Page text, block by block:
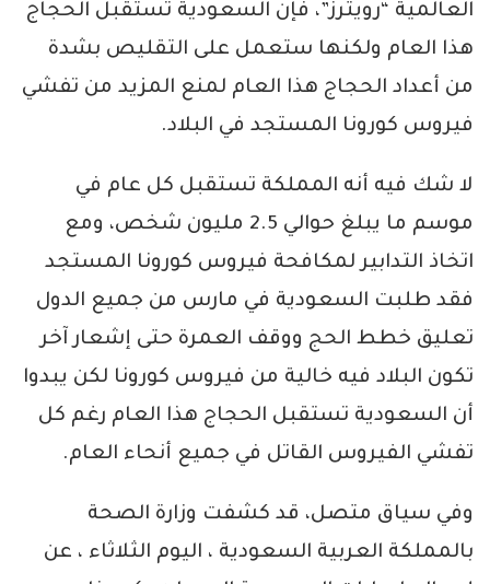
العالمية “رويترز”، فإن السعودية تستقبل الحجاج
هذا العام ولكنها ستعمل على التقليص بشدة
من أعداد الحجاج هذا العام لمنع المزيد من تفشي
فيروس كورونا المستجد في البلاد.
لا شك فيه أنه المملكة تستقبل كل عام في
موسم ما يبلغ حوالي 2.5 مليون شخص، ومع
اتخاذ التدابير لمكافحة فيروس كورونا المستجد
فقد طلبت السعودية في مارس من جميع الدول
تعليق خطط الحج ووقف العمرة حتى إشعار آخر
تكون البلاد فيه خالية من فيروس كورونا لكن يبدوا
أن السعودية تستقبل الحجاج هذا العام رغم كل
تفشي الفيروس القاتل في جميع أنحاء العام.
وفي سياق متصل، قد كشفت وزارة الصحة
بالمملكة العربية السعودية ، اليوم الثلاثاء ، عن